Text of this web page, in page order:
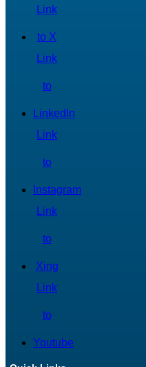
Link
to X
Link
to
LinkedIn
Link
to
Instagram
Link
to
Xing
Link
to
Youtube